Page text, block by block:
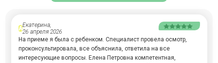
АЕкатерина,
26 апреля 2026
На приеме я была с ребенком. Специалист провела осмотр,
проконсультировала, все объяснила, ответила на все
интересующие вопросы. Елена Петровна компетентная,